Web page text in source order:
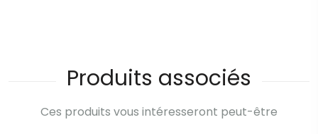
Produits associés
Ces produits vous intéresseront peut-être